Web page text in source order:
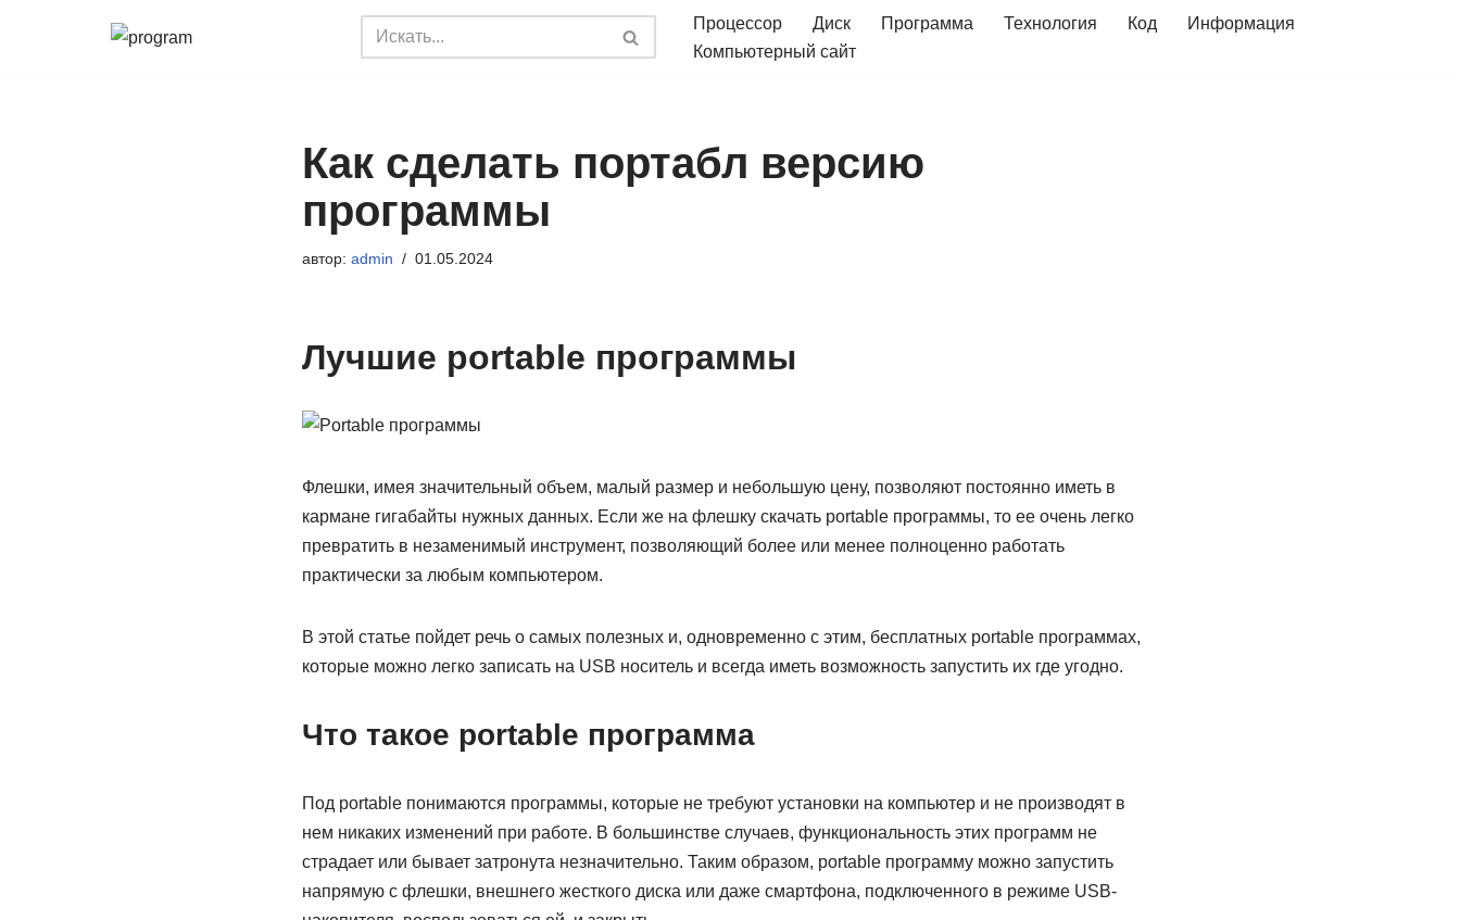
Процессор Диск Программа Технология Код
Информация
Компьютерный сайт
Как сделать портабл версию
программы
автор: admin 01.05.2024
Лучшие portable программы
Флешки, имея значительный объем, малый размер и небольшую цену, позволяют постоянно иметь в
кармане гигабайты нужных данных. Если же на флешку скачать portable программы, то ее очень легко
превратить в незаменимый инструмент, позволяющий более или менее полноценно работать
практически за любым компьютером.
В этой статье пойдет речь о самых полезных и, одновременно с этим, бесплатных portable программах,
которые можно легко записать на USB носитель и всегда иметь возможность запустить их где угодно.
Что такое portable программа
Под portable понимаются программы, которые не требуют установки на компьютер и не производят в
нем никаких изменений при работе. В большинстве случаев, функциональность этих программ не
страдает или бывает затронута незначительно. Таким образом, portable программу можно запустить
напрямую с флешки, внешнего жесткого диска или даже смартфона, подключенного в режиме USB-